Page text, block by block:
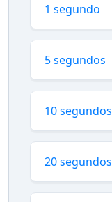
1 segundo
5 segundos
10 segundos
20 segundos